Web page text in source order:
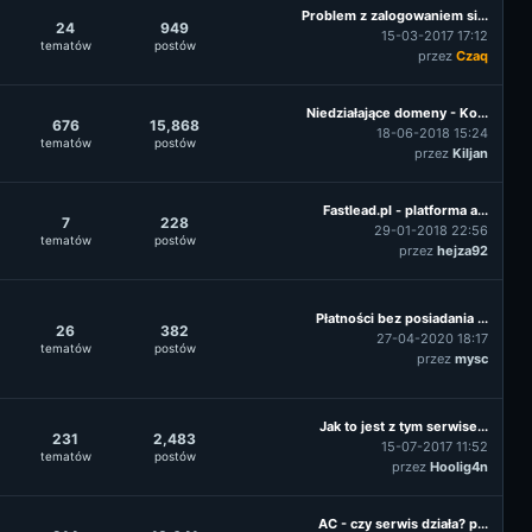
24
tematów
949
postów
Problem z zalogowaniem si...
15-03-2017 17:12
przez Czaq
676
tematów
15,868
postów
Niedziałające domeny - Ko...
18-06-2018 15:24
przez Kiljan
7
tematów
228
postów
Fastlead.pl - platforma a...
29-01-2018 22:56
przez hejza92
26
tematów
382
postów
Płatności bez posiadania ...
27-04-2020 18:17
przez mysc
231
tematów
2,483
postów
Jak to jest z tym serwise...
15-07-2017 11:52
przez Hoolig4n
AC - czy serwis działa? p...